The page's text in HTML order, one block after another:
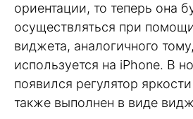
ориентации, то теперь она
осуществляться при
виджета, аналогичного
используется на iPhone. В
появился регулятор
также выполнен в виде